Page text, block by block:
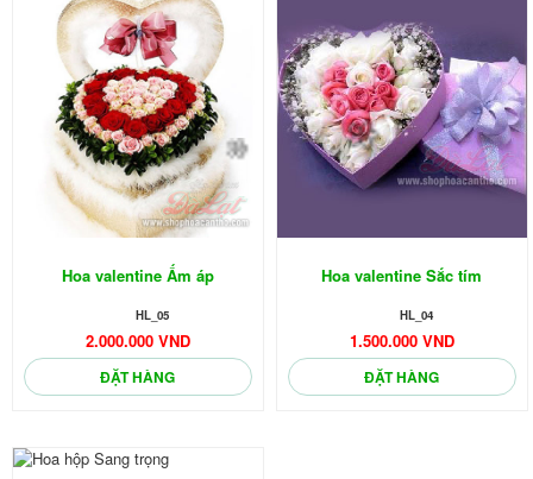
Hoa valentine Ấm áp
HL_05
2.000.000 VND
ĐẶT HÀNG
Hoa valentine Sắc tím
HL_04
1.500.000 VND
ĐẶT HÀNG
🌼